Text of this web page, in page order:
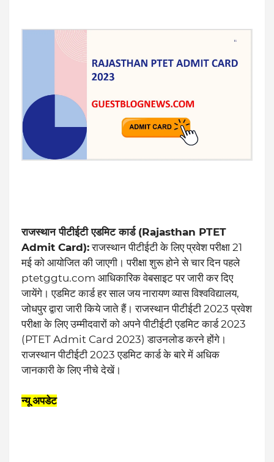
राजस्थान पीटीईटी एडमिट कार्ड (Rajasthan PTET
Admit Card):राजस्थान पीटीईटी के लिए प्रवेश परीक्षा 21
मई को आयोजित की जाएगी। परीक्षा शुरू होने से चार दिन पहले
ptetggtu.com आधिकारिक वेबसाइट पर जारी कर दिए
जायेंगे। एडमिट कार्ड हर साल जय नारायण व्यास विश्वविद्यालय,
जोधपुर द्वारा जारी किये जाते हैं। राजस्थान पीटीईटी 2023 प्रवेश
परीक्षा के लिए उम्मीदवारों को अपने पीटीईटी एडमिट कार्ड 2023
(PTET Admit Card 2023) डाउनलोड करने होंगे।
राजस्थान पीटीईटी 2023 एडमिट कार्ड के बारे में अधिक
जानकारी के लिए नीचे देखें।
न्यू अपडेट